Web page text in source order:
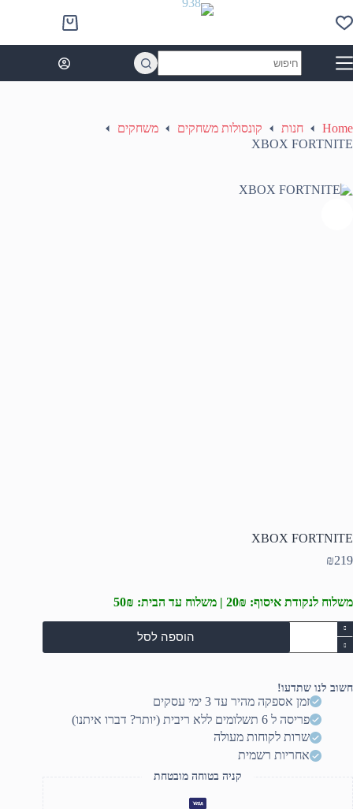
to
content
Shopping
cart
results
Home חנות קונסולות משחקים
משחקים
XBOX FORTNITE
XBOX FORTNITE
₪219
משלוח לנקודת איסוף: 20₪ | משלוח עד הבית: 50₪
כמות
של
XBOX
הוספה לסל
חשוב לנו שתדעו!
זמן אספקה מהיר עד 3 ימי עסקים
פריסה ל 6 תשלומים ללא ריבית (יותר? דברו איתנו)
שרות לקוחות מעולה
אחריות רשמית
קניה בטוחה מובטחת